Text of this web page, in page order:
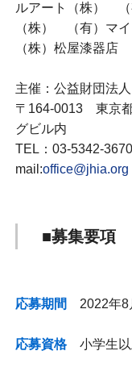
ルアート（株） （
（株） （有）マ
（株）松屋漆器店
主催：公益財団法
〒164-0013 東京
グビル内
TEL：03-5342-
mail:office@jhia.org
■募集要項
応募期間 2022年8
応募資格小学生以